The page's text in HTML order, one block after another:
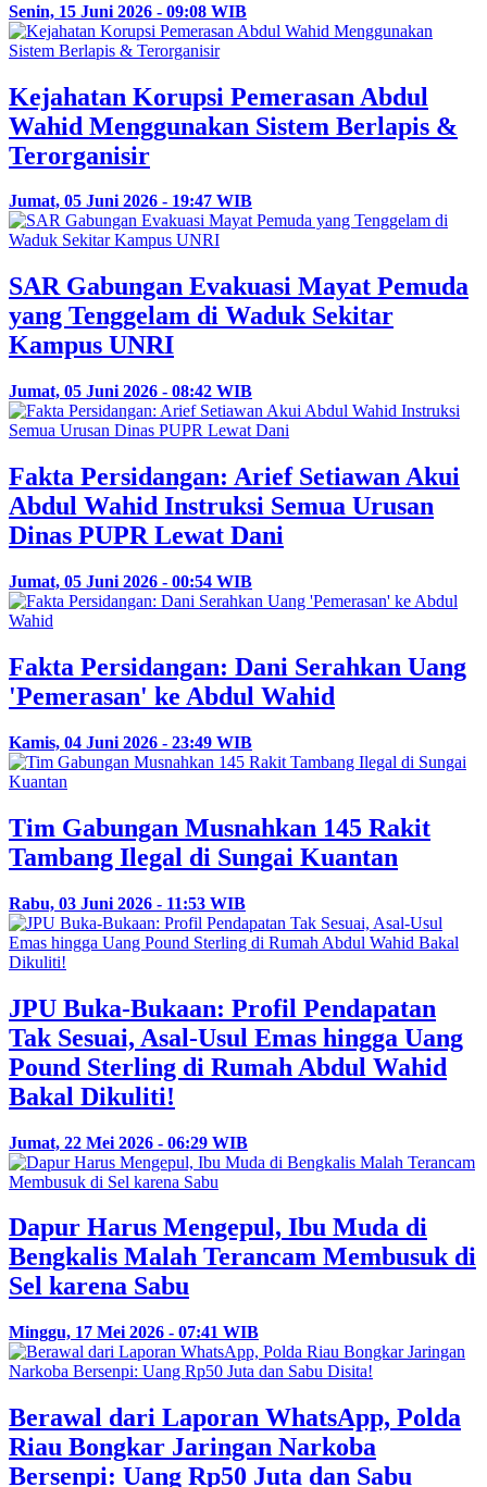
Senin, 15 Juni 2026 - 09:08 WIB
Kejahatan Korupsi Pemerasan Abdul
Wahid Menggunakan Sistem Berlapis &
Terorganisir
Jumat, 05 Juni 2026 - 19:47 WIB
SAR Gabungan Evakuasi Mayat Pemuda
yang Tenggelam di Waduk Sekitar
Kampus UNRI
Jumat, 05 Juni 2026 - 08:42 WIB
Fakta Persidangan: Arief Setiawan Akui
Abdul Wahid Instruksi Semua Urusan
Dinas PUPR Lewat Dani
Jumat, 05 Juni 2026 - 00:54 WIB
Fakta Persidangan: Dani Serahkan Uang
'Pemerasan' ke Abdul Wahid
Kamis, 04 Juni 2026 - 23:49 WIB
Tim Gabungan Musnahkan 145 Rakit
Tambang Ilegal di Sungai Kuantan
Rabu, 03 Juni 2026 - 11:53 WIB
JPU Buka-Bukaan: Profil Pendapatan
Tak Sesuai, Asal-Usul Emas hingga Uang
Pound Sterling di Rumah Abdul Wahid
Bakal Dikuliti!
Jumat, 22 Mei 2026 - 06:29 WIB
Dapur Harus Mengepul, Ibu Muda di
Bengkalis Malah Terancam Membusuk di
Sel karena Sabu
Minggu, 17 Mei 2026 - 07:41 WIB
Berawal dari Laporan WhatsApp, Polda
Riau Bongkar Jaringan Narkoba
Bersenpi: Uang Rp50 Juta dan Sabu